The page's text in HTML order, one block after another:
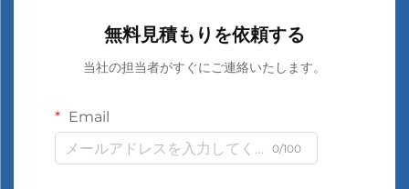
無料見積もりを依頼する
当社の担当者がすぐにご連絡いたします。
Email
0/100